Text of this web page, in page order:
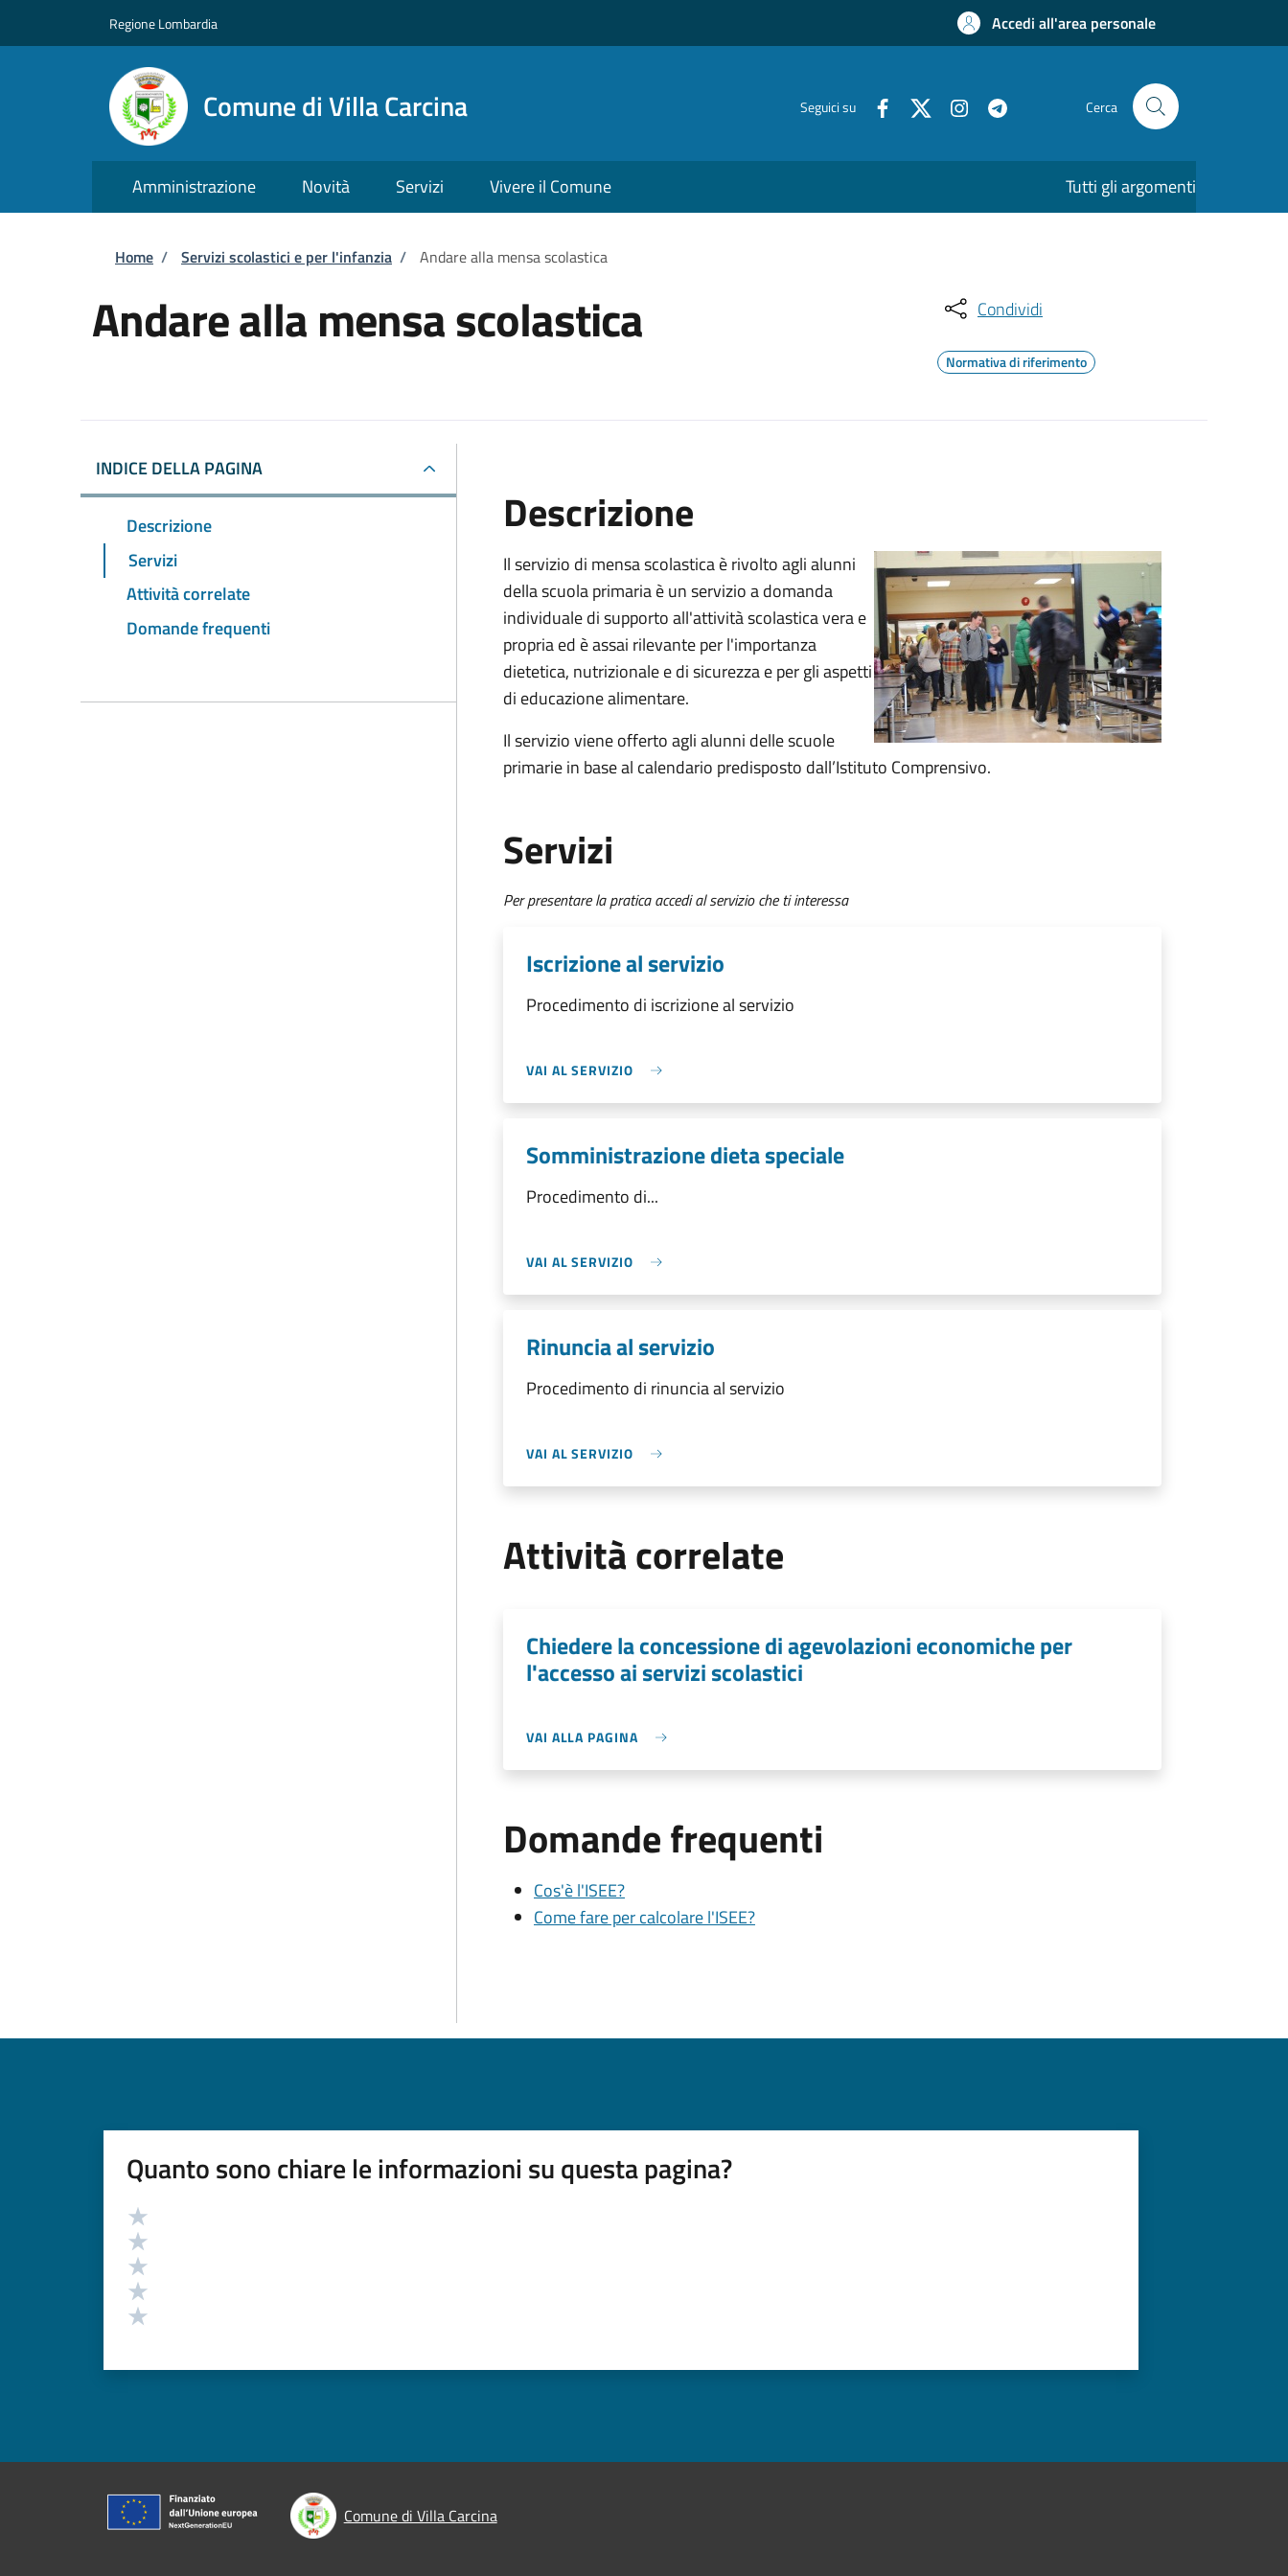
Regione Lombardia Accedi all'area personale
Comune di Villa Carcina Seguici su Cerca
Amministrazione Novità Servizi Vivere il Comune Tutti gli argomenti
Briciole di pane
Home / Servizi scolastici e per l'infanzia / Andare alla mensa scolastica
Andare alla mensa scolastica Condividi
Normativa di riferimento
INDICE DELLA PAGINA
Descrizione
Servizi
Attività correlate
Domande frequenti
Descrizione
Il servizio di mensa scolastica è rivolto agli alunni
della scuola primaria è un servizio a domanda
individuale di supporto all'attività scolastica vera e
propria ed è assai rilevante per l'importanza
dietetica, nutrizionale e di sicurezza e per gli aspetti
di educazione alimentare.
Il servizio viene offerto agli alunni delle scuole
primarie in base al calendario predisposto dall’Istituto Comprensivo.
Servizi
Per presentare la pratica accedi al servizio che ti interessa
Iscrizione al servizio
Procedimento di iscrizione al servizio
VAI AL SERVIZIO
Somministrazione dieta speciale
Procedimento di...
VAI AL SERVIZIO
Rinuncia al servizio
Procedimento di rinuncia al servizio
VAI AL SERVIZIO
Attività correlate
Chiedere la concessione di agevolazioni economiche per
l'accesso ai servizi scolastici
VAI ALLA PAGINA
Domande frequenti
Cos'è l'ISEE?
Come fare per calcolare l'ISEE?
Quanto sono chiare le informazioni su questa pagina?
Valutazione
Comune di Villa Carcina